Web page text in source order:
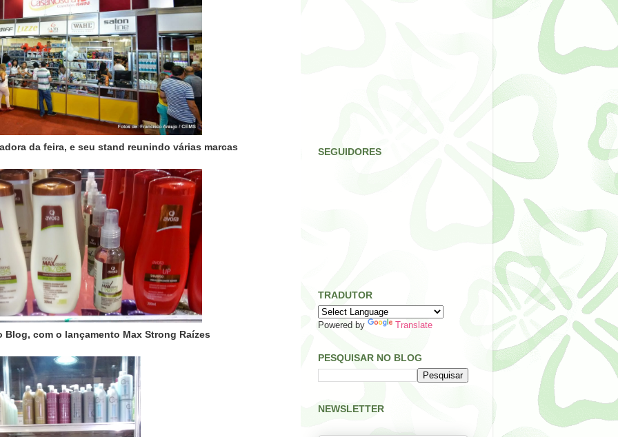
da feira, e seu stand reunindo várias marcas
Blog, com o lançamento Max Strong Raízes
SEGUIDORES
TRADUTOR
Powered by Translate
PESQUISAR NO BLOG
NEWSLETTER